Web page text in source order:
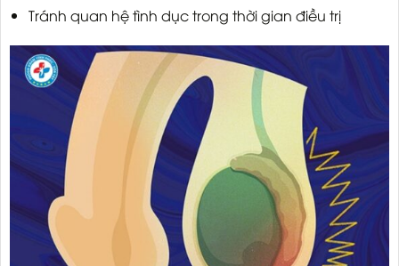
Tránh quan hệ tình dục trong thời gian điều trị